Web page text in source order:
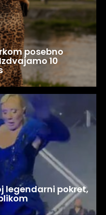
posebno
10
legendarni pokret,